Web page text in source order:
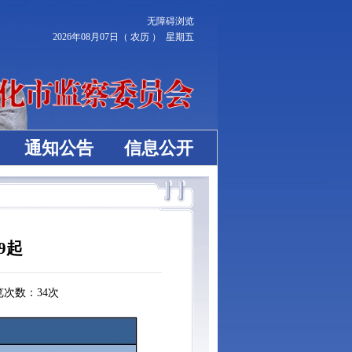
无障碍浏览
2026年08月07日（ 农历 ） 星期五
通知公告 信息公开
起
数： 34次